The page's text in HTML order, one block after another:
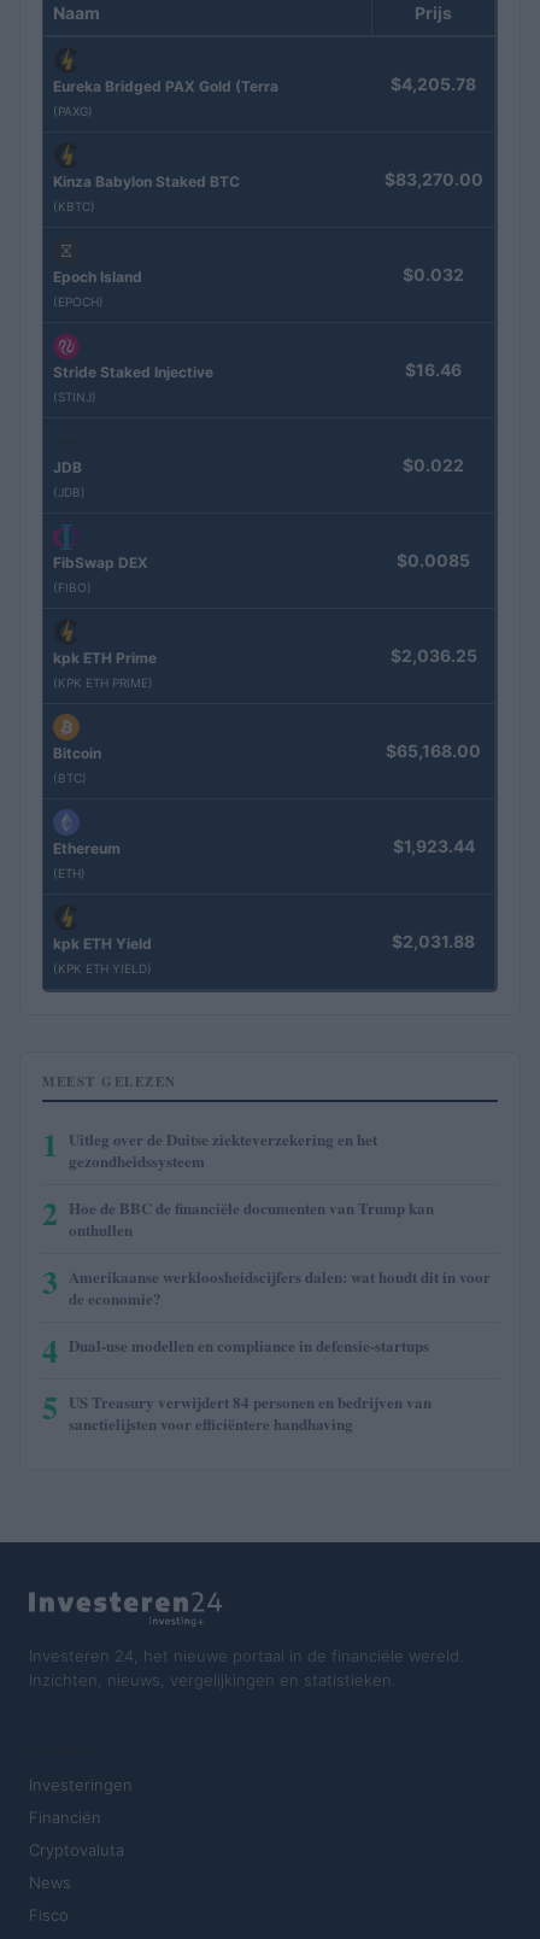
Naam Prijs
Eureka Bridged PAX Gold (Terra
(PAXG)
$4,205.78
Kinza Babylon Staked BTC
(KBTC)
$83,270.00
Epoch Island
(EPOCH)
$0.032
Stride Staked Injective
(STINJ)
$16.46
JDB
(JDB)
$0.022
FibSwap DEX
(FIBO)
$0.0085
kpk ETH Prime
(KPK ETH PRIME)
$2,036.25
Bitcoin
(BTC)
$65,168.00
Ethereum
(ETH)
$1,923.44
kpk ETH Yield
(KPK ETH YIELD)
$2,031.88
MEEST GELEZEN
1
Uitleg over de Duitse ziekteverzekering en het
gezondheidssysteem
2 Hoe de BBC de financiële documenten van Trump kan
onthullen
3 Amerikaanse werkloosheidscijfers dalen: wat houdt dit in voor
de economie?
4 Dual-use modellen en compliance in defensie-startups
5 US Treasury verwijdert 84 personen en bedrijven van
sanctielijsten voor efficiëntere handhaving
Investeren 24, het nieuwe portaal in de financiële wereld.
Inzichten, nieuws, vergelijkingen en statistieken.
Investeringen
Financiën
Cryptovaluta
News
Fisco